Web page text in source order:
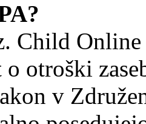
Child
otroški
v